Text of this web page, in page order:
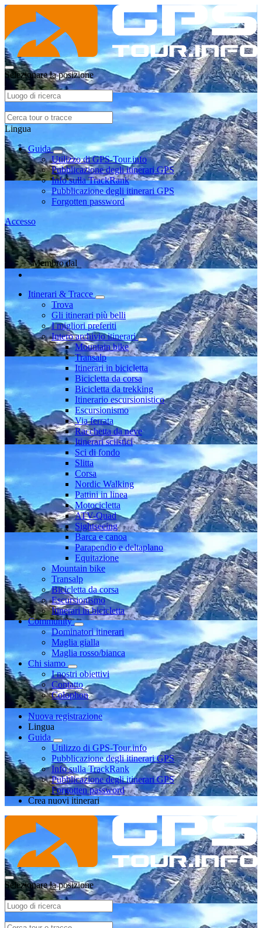
Selezionare la posizione
Lingua
Guida
Utilizzo di GPS-Tour.info
Pubblicazione degli itinerari GPS
Info sulla TrackRank
Pubblicazione degli itinerari GPS
Forgotten password
Accesso
Membro dal
Itinerari & Tracce
Trova
Gli itinerari più belli
I migliori preferiti
Intero archivio itinerari
Mountain bike
Transalp
Itinerari in bicicletta
Bicicletta da corsa
Bicicletta da trekking
Itinerario escursionistico
Escursionismo
Via ferrata
Racchetta da neve
Itinerari sciistici
Sci di fondo
Slitta
Corsa
Nordic Walking
Pattini in linea
Motocicletta
ATV-Quad
Sightseeing
Barca e canoa
Parapendio e deltaplano
Equitazione
Mountain bike
Transalp
Bicicletta da corsa
Escursionismo
Itinerari in bicicletta
Community
Dominatori itinerari
Maglia gialla
Maglia rosso/bianca
Chi siamo
I nostri obiettivi
Contatto
Colophon
Nuova registrazione
Lingua
Guida
Utilizzo di GPS-Tour.info
Pubblicazione degli itinerari GPS
Info sulla TrackRank
Pubblicazione degli itinerari GPS
Forgotten password
Crea nuovi itinerari
Selezionare la posizione